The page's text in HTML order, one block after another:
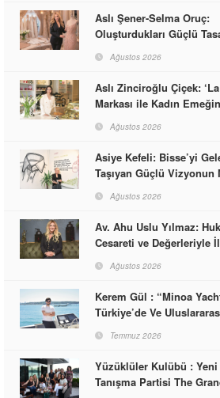
Aslı Şener-Selma Oruç:
Oluşturdukları Güçlü
Dünyasına İmzalarını
Ağustos 2026
Aslı Zinciroğlu Çiçek:
Markası ile Kadın
Başarabileceğinin En
Örneğini Sunuyor
Ağustos 2026
Asiye Kefeli: Bisse’yi
Taşıyan Güçlü Vizyonun
Ağustos 2026
Av. Ahu Uslu Yılmaz:
Cesareti ve Değerleriyle
Ağustos 2026
Kerem Gül : “Minoa
Türkiye’de Ve
Markası Olacak”
Temmuz 2026
Yüzüklüler Kulübü : Yeni
Tanışma Partisi The